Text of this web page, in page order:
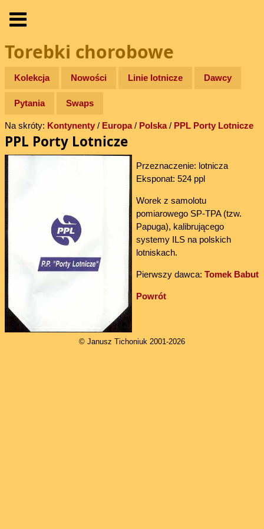
Torebki chorobowe
Kolekcja Nowości Linie lotnicze Dawcy
Pytania Swaps
Na skróty: Kontynenty/ Europa/ Polska/ PPL Porty Lotnicze
PPL Porty Lotnicze
Przeznaczenie: lotnicza
Eksponat: 524 ppl
Worek z samolotu
pomiarowego SP-TPA (tzw.
Papuga), kalibrującego
systemy ILS na polskich
lotniskach.
Pierwszy dawca: Tomek Babut
Powrót
© Janusz Tichoniuk 2001-2026